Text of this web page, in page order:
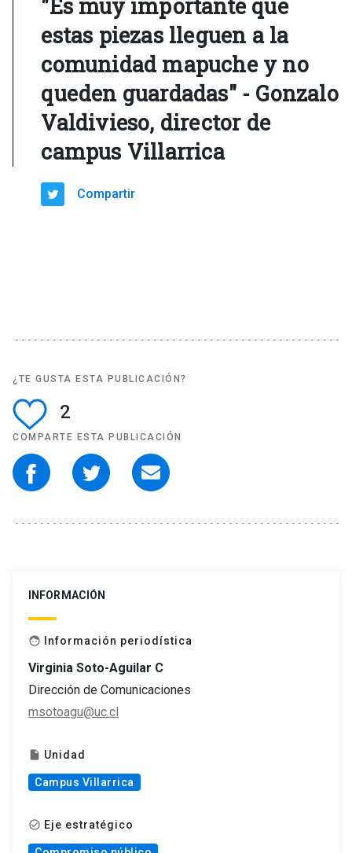
"Es muy importante que
estas piezas lleguen a la
comunidad mapuche y no
queden guardadas" - Gonzalo
Valdivieso, director de
campus Villarrica
Compartir
¿TE GUSTA ESTA PUBLICACIÓN?
2
COMPARTE ESTA PUBLICACIÓN
INFORMACIÓN
face Información periodística
Virginia Soto-Aguilar C
Dirección de Comunicaciones
msotoagu@uc.cl
insert_drive_file Unidad
Campus Villarrica
check_circle_outline Eje estratégico